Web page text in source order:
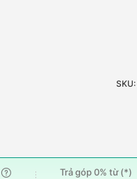
SKU:
Trả góp 0% từ (*)